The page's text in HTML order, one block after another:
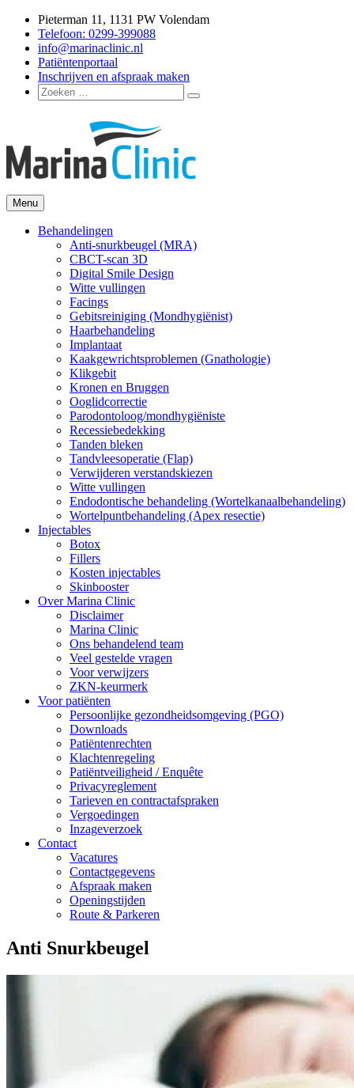
naar
inhoud
Pieterman 11, 1131 PW Volendam
Telefoon: 0299-399088
info@marinaclinic.nl
Patiëntenportaal
Inschrijven en afspraak maken
Zoeken
naar:
Zoeken
Marina Clinic
Omdat u goed in uw vel mag zitten.
Menu
Behandelingen
Anti-snurkbeugel (MRA)
CBCT-scan 3D
Digital Smile Design
Witte vullingen
Facings
Gebitsreiniging (Mondhygiënist)
Haarbehandeling
Implantaat
Kaakgewrichtsproblemen (Gnathologie)
Klikgebit
Kronen en Bruggen
Ooglidcorrectie
Parodontoloog/mondhygiëniste
Recessiebedekking
Tanden bleken
Tandvleesoperatie (Flap)
Verwijderen verstandskiezen
Witte vullingen
Endodontische behandeling (Wortelkanaalbehandeling)
Wortelpuntbehandeling (Apex resectie)
Injectables
Botox
Fillers
Kosten injectables
Skinbooster
Over Marina Clinic
Disclaimer
Marina Clinic
Ons behandelend team
Veel gestelde vragen
Voor verwijzers
ZKN-keurmerk
Voor patiënten
Persoonlijke gezondheidsomgeving (PGO)
Downloads
Patiëntenrechten
Klachtenregeling
Patiëntveiligheid / Enquête
Privacyreglement
Tarieven en contractafspraken
Vergoedingen
Inzageverzoek
Contact
Vacatures
Contactgegevens
Afspraak maken
Openingstijden
Route & Parkeren
Anti Snurkbeugel